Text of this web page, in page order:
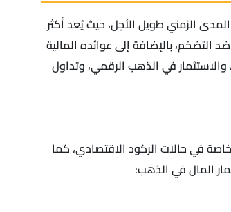
الزمني طويل الأجل، حيث يُعد أكثر
التضخم، بالإضافة إلى عوائده المالية
في الذهب الرقمي، وتداول
في حالات الركود الاقتصادي، كما
المال في الذهب: